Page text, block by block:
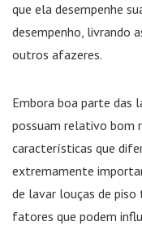
que ela desempenhe
desempenho, livrando
outros afazeres.
Embora boa parte das
possuam relativo bom
características que
extremamente
de lavar louças de piso
fatores que podem